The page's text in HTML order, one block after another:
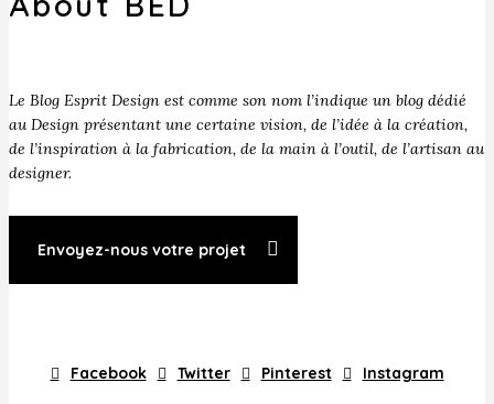
Le Blog Esprit Design est comme son nom l’indique un blog dédié
au Design présentant une certaine vision, de l’idée à la création,
de l’inspiration à la fabrication, de la main à l’outil, de l’artisan au
designer.
Envoyez-nous votre projet
Facebook Twitter Pinterest Instagram